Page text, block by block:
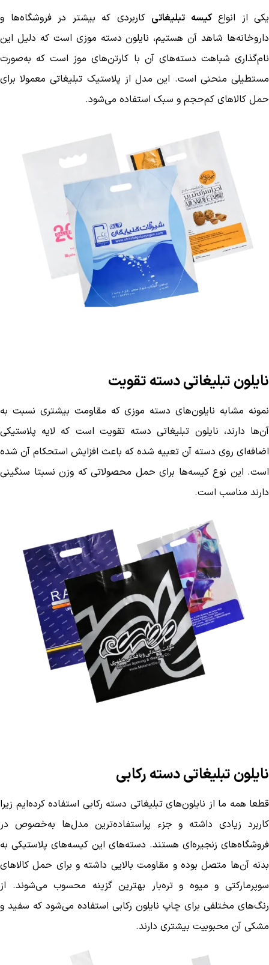
یکی از انواعکیسه تبلیغاتی کاربردی که بیشتر در فروشگاه‌ها و
داروخانه‌ها شاهد آن هستیم، نایلون دسته موزی است که دلیل این
نام‌گذاری شباهت دسته‌های آن با کارتن‌های موز است که به‌صورت
مستطیلی منحنی است. این مدل از پلاستیک تبلیغاتی معمولا برای
حمل کالاهای کم‌حجم و سبک استفاده می‌شود.
نایلون تبلیغاتی دسته تقویت
نمونه مشابه نایلون‌های دسته موزی که مقاومت بیشتری نسبت به
آن‌ها دارند، نایلون تبلیغاتی دسته تقویت است که لایه‌ پلاستیکی
اضافه‌ای روی دسته آن تعبیه شده که باعث افزایش استحکام آن شده
است. این نوع کیسه‌ها برای حمل محصولاتی که وزن نسبتا سنگینی
دارند مناسب است.
نایلون تبلیغاتی دسته رکابی
قطعا همه ما از نایلون‌های تبلیغاتی دسته رکابی استفاده کرده‌ایم زیرا
کاربرد زیادی داشته و جزء پراستفاده‌ترین مدل‌ها به‌خصوص در
فروشگاه‌های زنجیره‌ای هستند. دسته‌های این کیسه‌های پلاستیکی به
بدنه آن‌ها متصل بوده و مقاومت بالایی داشته و برای حمل کالاهای
سوپرمارکتی و میوه و تره‌بار بهترین گزینه محسوب می‌شوند. از
رنگ‌های مختلفی برای چاپ نایلون رکابی استفاده می‌شود که سفید و
مشکی آن محبوبیت بیشتری دارند.